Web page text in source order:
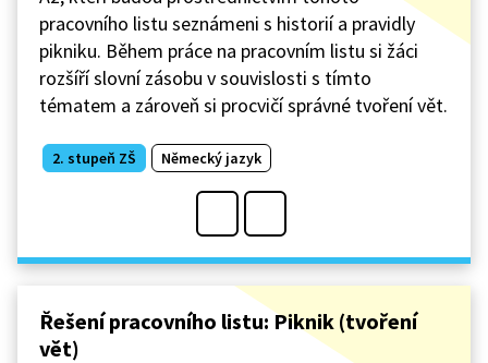
pracovního listu seznámeni s historií a pravidly
pikniku. Během práce na pracovním listu si žáci
rozšíří slovní zásobu v souvislosti s tímto
tématem a zároveň si procvičí správné tvoření vět.
2. stupeň ZŠ Německý jazyk
Řešení pracovního listu: Piknik (tvoření
vět)